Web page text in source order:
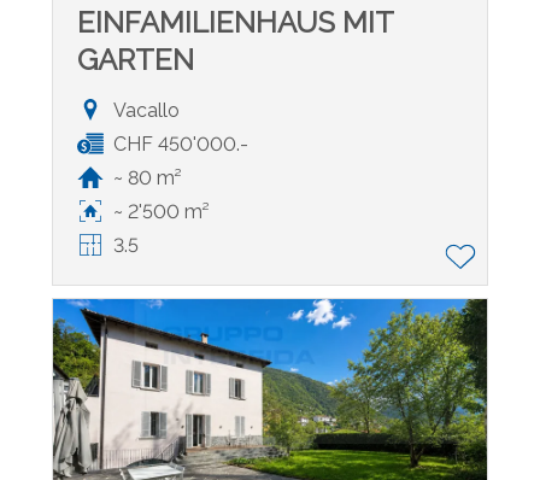
EINFAMILIENHAUS MIT
GARTEN
Vacallo
CHF 450'000.-
~ 80 m²
~ 2'500 m²
3.5